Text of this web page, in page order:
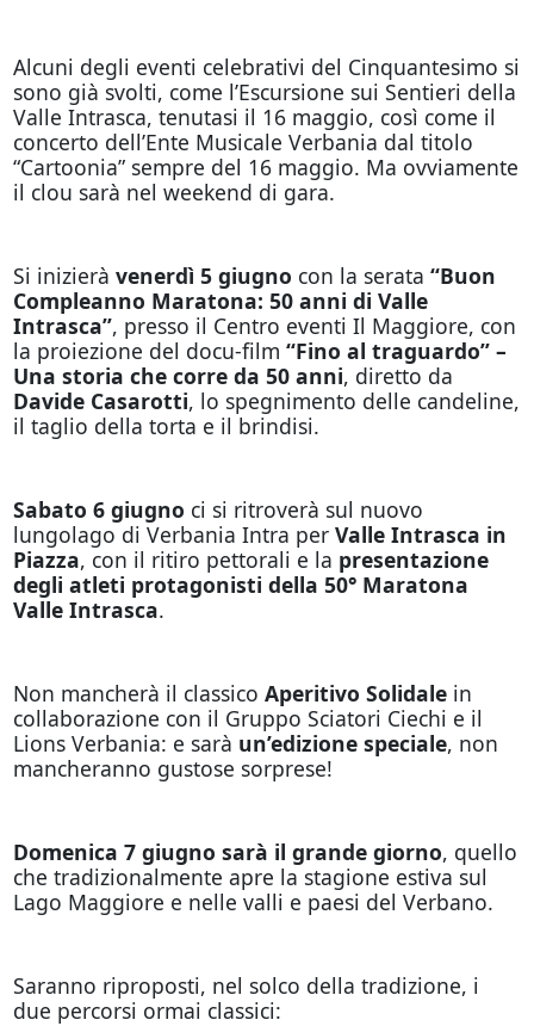
Alcuni degli eventi celebrativi del Cinquantesimo si
sono già svolti, come l’Escursione sui Sentieri della
Valle Intrasca, tenutasi il 16 maggio, così come il
concerto dell’Ente Musicale Verbania dal titolo
“Cartoonia” sempre del 16 maggio. Ma ovviamente
il clou sarà nel weekend di gara.
Si inizierà venerdì 5 giugno con la serata “Buon
Compleanno Maratona: 50 anni di Valle
Intrasca”, presso il Centro eventi Il Maggiore, con
la proiezione del docu-film “Fino al traguardo” –
Una storia che corre da 50 anni, diretto da
Davide Casarotti, lo spegnimento delle candeline,
il taglio della torta e il brindisi.
Sabato 6 giugno ci si ritroverà sul nuovo
lungolago di Verbania Intra per Valle Intrasca in
Piazza, con il ritiro pettorali e la presentazione
degli atleti protagonisti della 50° Maratona
Valle Intrasca.
Non mancherà il classico Aperitivo Solidalein
collaborazione con il Gruppo Sciatori Ciechi e il
Lions Verbania: e sarà un’edizione speciale, non
mancheranno gustose sorprese!
Domenica 7 giugno sarà il grande giorno, quello
che tradizionalmente apre la stagione estiva sul
Lago Maggiore e nelle valli e paesi del Verbano.
Saranno riproposti, nel solco della tradizione, i
due percorsi ormai classici: